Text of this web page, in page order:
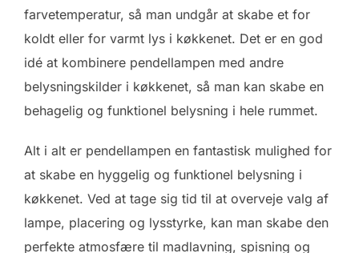
farvetemperatur, så man undgår at skabe et for
koldt eller for varmt lys i køkkenet. Det er en god
idé at kombinere pendellampen med andre
belysningskilder i køkkenet, så man kan skabe en
behagelig og funktionel belysning i hele rummet.
Alt i alt er pendellampen en fantastisk mulighed for
at skabe en hyggelig og funktionel belysning i
køkkenet. Ved at tage sig tid til at overveje valg af
lampe, placering og lysstyrke, kan man skabe den
perfekte atmosfære til madlavning, spisning og